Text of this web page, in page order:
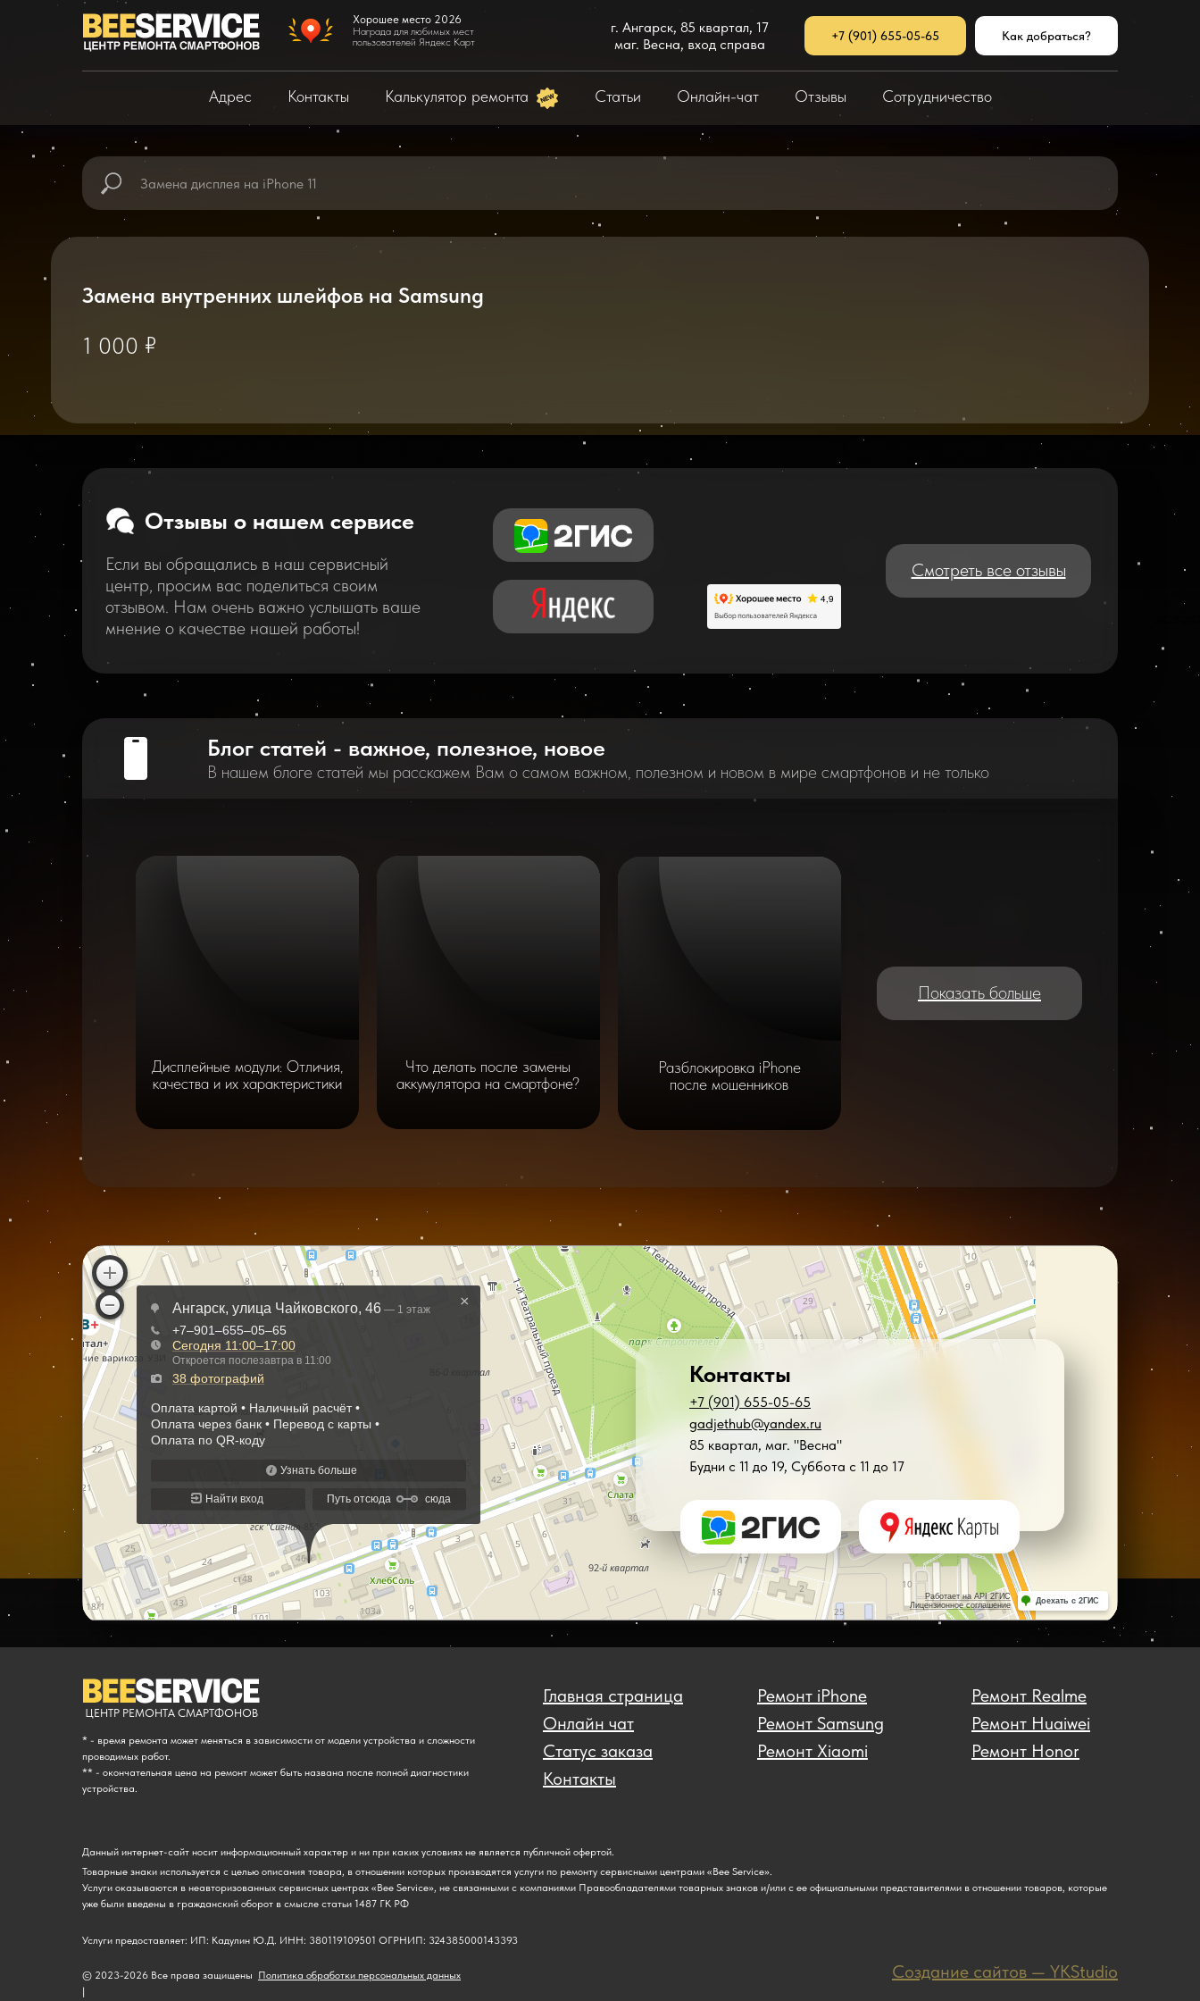
Хорошее место 2026
Награда для любимых мест
пользователей Яндекс Карт
г. Ангарск, 85 квартал, 17
маг. Весна, вход справа
+7 (901) 655-05-65 Как добраться?
Адрес Контакты Калькулятор ремонта Статьи Онлайн-чат Отзывы Сотрудничество
Замена внутренних шлейфов на Samsung
1 000 ₽
Если вы обращались в наш сервисный
центр, просим вас поделиться своим
отзывом. Нам очень важно услышать ваше
мнение о качестве нашей работы!
Отзывы о нашем сервисе
Смотреть все отзывы
Блог статей - важное, полезное, новое
В нашем блоге статей мы расскажем Вам о самом важном, полезном и новом в мире смартфонов и не только
Разблокировка iPhone
после мошенников
Что делать после замены
аккумулятора на смартфоне?
Дисплейные модули: Отличия,
качества и их характеристики
Показать больше
+7 (901) 655-05-65
gadjethub@yandex.ru
85 квартал, маг. "Весна"
Будни с 11 до 19, Суббота с 11 до 17
Контакты
Главная страница
Контакты
Статус заказа
Ремонт iPhone
Ремонт Samsung
Ремонт Xiaomi
Ремонт Realme
Ремонт Huaiwei
Ремонт Honor
* - время ремонта может меняться в зависимости от модели устройства и сложности
проводимых работ.
** - окончательная цена на ремонт может быть названа после полной диагностики
устройства.
© 2023-2026 Все права защищены
|
Политика обработки персональных данных Создание сайтов — YKStudio
Товарные знаки используется с целью описания товара, в отношении которых производятся услуги по ремонту сервисными центрами «Bee Service».
Услуги оказываются в неавторизованных сервисных центрах «Bee Service», не связанными с компаниями Правообладателями товарных знаков и/или с ее официальными представителями в отношении товаров, которые
уже были введены в гражданский оборот в смысле статьи 1487 ГК РФ
Данный интернет-сайт носит информационный характер и ни при каких условиях не является публичной офертой.
Онлайн чат
ЦЕНТР РЕМОНТА СМАРТФОНОВ
Услуги предоставляет: ИП: Кадулин Ю.Д. ИНН: 380119109501 ОГРНИП: 324385000143393